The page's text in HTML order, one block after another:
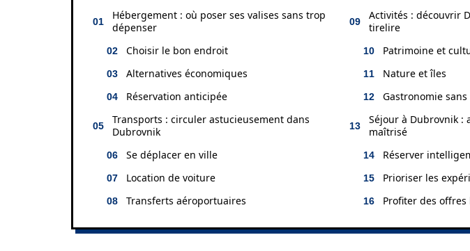
Hébergement : où poser ses valises sans trop
dépenser
Choisir le bon endroit
Alternatives économiques
Réservation anticipée
Transports : circuler astucieusement dans
Dubrovnik
Se déplacer en ville
Location de voiture
Transferts aéroportuaires
Activités : découvrir
tirelire
Patrimoine et
Nature et îles
Gastronomie sans
Séjour à Dubrovnik :
maîtrisé
Réserver
Prioriser les
Profiter des offres